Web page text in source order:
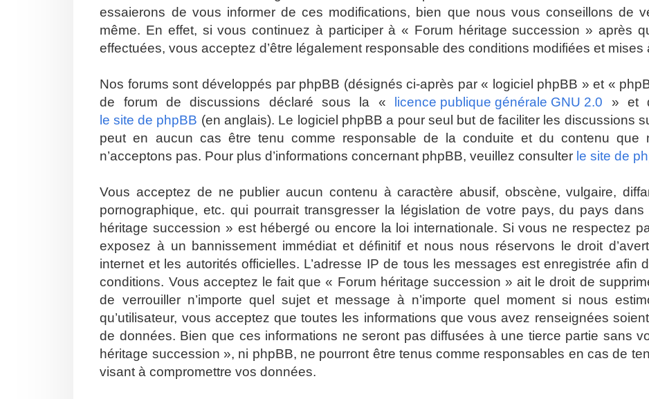
essaierons de vous informer de ces modifications, bien que nous vous conseillons de
même. En effet, si vous continuez à participer à « Forum héritage succession » après
effectuées, vous acceptez d’être légalement responsable des conditions modifiées et mises
Nos forums sont développés par phpBB (désignés ci-après par « logiciel phpBB » et «
de forum de discussions déclaré sous la «
licence publique générale GNU 2.0 » et
le site de phpBB (en anglais). Le logiciel phpBB a pour seul but de faciliter les discussions
peut en aucun cas être tenu comme responsable de la conduite et du contenu que
n’acceptons pas. Pour plus d’informations concernant phpBB, veuillez consulter le site de
Vous acceptez de ne publier aucun contenu à caractère abusif, obscène, vulgaire,
pornographique, etc. qui pourrait transgresser la législation de votre pays, du pays
héritage succession » est hébergé ou encore la loi internationale. Si vous ne respectez
exposez à un bannissement immédiat et définitif et nous nous réservons le droit
internet et les autorités officielles. L’adresse IP de tous les messages est enregistrée afin
conditions. Vous acceptez le fait que « Forum héritage succession » ait le droit de
de verrouiller n’importe quel sujet et message à n’importe quel moment si nous
qu’utilisateur, vous acceptez que toutes les informations que vous avez renseignées
de données. Bien que ces informations ne seront pas diffusées à une tierce partie sans
héritage succession », ni phpBB, ne pourront être tenus comme responsables en cas de
visant à compromettre vos données.